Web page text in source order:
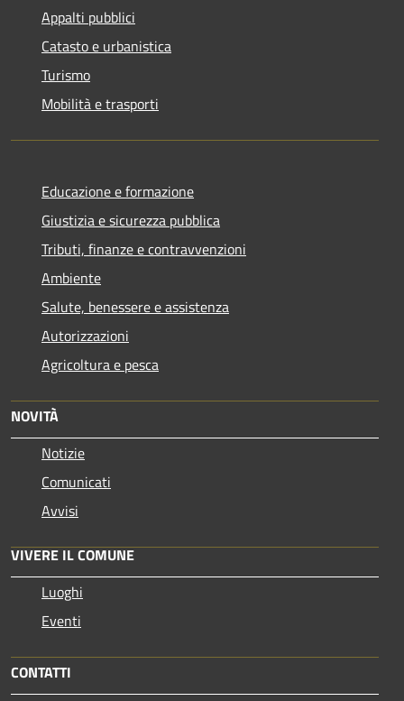
Appalti pubblici
Catasto e urbanistica
Turismo
Mobilità e trasporti
Educazione e formazione
Giustizia e sicurezza pubblica
Tributi, finanze e contravvenzioni
Ambiente
Salute, benessere e assistenza
Autorizzazioni
Agricoltura e pesca
NOVITÀ
Notizie
Comunicati
Avvisi
VIVERE IL COMUNE
Luoghi
Eventi
CONTATTI